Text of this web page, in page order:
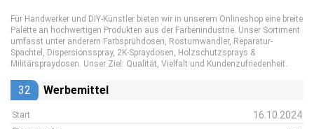
Für Handwerker und DIY-Künstler bieten wir in unserem Onlineshop eine breite
Palette an hochwertigen Produkten aus der Farbenindustrie. Unser Sortiment
umfasst unter anderem Farbsprühdosen, Rostumwandler, Reparatur-
Spachtel, Dispersionsspray, 2K-Spraydosen, Holzschutzsprays &
Militärspraydosen. Unser Ziel: Qualität, Vielfalt und Kundenzufriedenheit.
32 Werbemittel
Start 16.10.2024